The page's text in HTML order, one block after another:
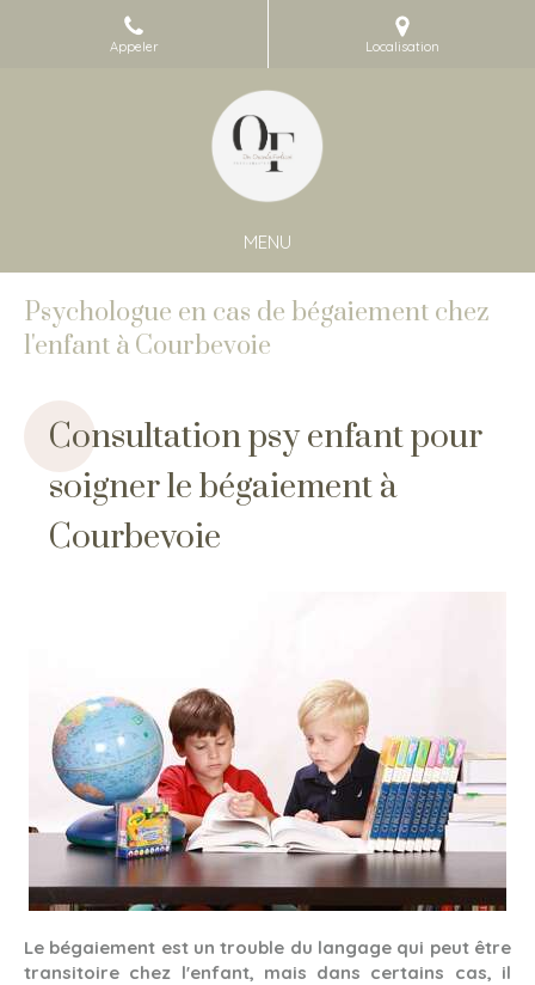
Appeler Localisation
MENU
Psychologue en cas de bégaiement chez
l'enfant à Courbevoie
Consultation psy enfant pour
soigner le bégaiement à
Courbevoie
Le bégaiement est un trouble du langage qui peut être
transitoire chez l'enfant, mais dans certains cas, il